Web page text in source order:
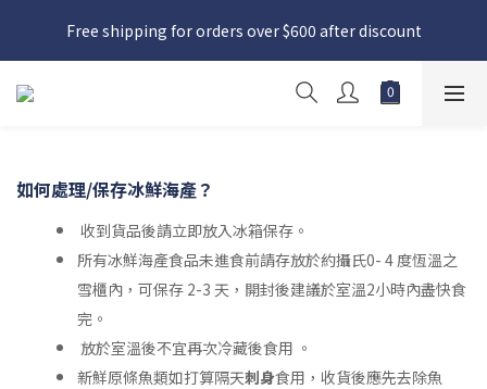
日本接近假期，貨源較不穩定；如想在 8 月 11 日至 8 月 15 日收
貨，請務必於 8 月 10 日前落單
Free shipping for orders over $600 after discount
日本接近假期，貨源較不穩定；如想在 8 月 11 日至 8 月 15 日收
貨，請務必於 8 月 10 日前落單
如何處理/保存冰鮮海產？
收到貨品後請立即放入冰箱保存。
所有冰鮮海產食品未進食前請存放於約攝氏0- 4 度恆溫之
雪櫃內，可保存 2-3 天，開封後建議於室溫2小時內盡快食
完。
放於室溫後不宜再次冷藏後食用 。
新鮮原條魚類如打算隔天刺身食用，收貨後應先去除魚